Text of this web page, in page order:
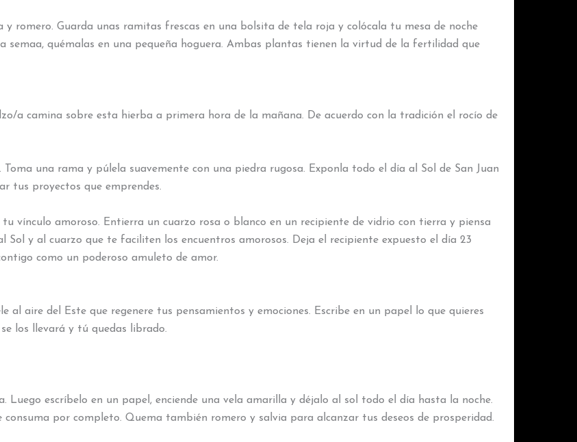
romero. Guarda unas ramitas frescas en una bolsita de tela roja y colócala tu mesa de noche
semaa, quémalas en una pequeña hoguera. Ambas plantas tienen la virtud de la fertilidad que
a camina sobre esta hierba a primera hora de la mañana. De acuerdo con la tradición el rocío de
una rama y púlela suavemente con una piedra rugosa. Exponla todo el día al Sol de San Juan
tus proyectos que emprendes.
vínculo amoroso. Entierra un cuarzo rosa o blanco en un recipiente de vidrio con tierra y piensa
Sol y al cuarzo que te faciliten los encuentros amorosos. Deja el recipiente expuesto el día 23
como un poderoso amuleto de amor.
al aire del Este que regenere tus pensamientos y emociones. Escribe en un papel lo que quieres
los llevará y tú quedas librado.
Luego escríbelo en un papel, enciende una vela amarilla y déjalo al sol todo el día hasta la noche.
consuma por completo. Quema también romero y salvia para alcanzar tus deseos de prosperidad.